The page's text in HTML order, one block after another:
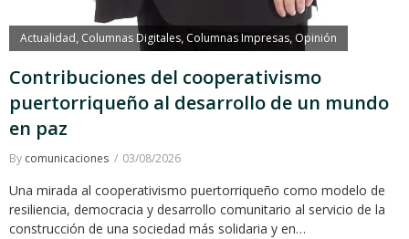
Actualidad, Columnas Digitales, Columnas Impresas, Opinión
Contribuciones del cooperativismo
puertorriqueño al desarrollo de un mundo
en paz
By comunicaciones 03/08/2026
Una mirada al cooperativismo puertorriqueño como modelo de
resiliencia, democracia y desarrollo comunitario al servicio de la
construcción de una sociedad más solidaria y en…